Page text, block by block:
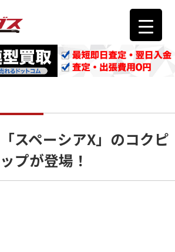
スペーシアX」のコクピ
プが登場！